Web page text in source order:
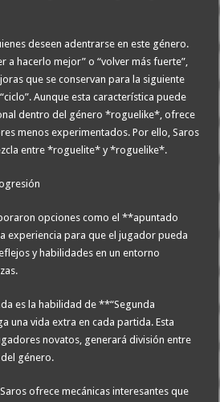
deseen adentrarse en este género.
a hacerlo mejor” o “volver más fuerte”,
que se conservan para la siguiente
Aunque esta característica puede
dentro del género *roguelike*, ofrece
menos experimentados. Por ello, Saros
entre *roguelite* y *roguelike*.
opciones como el **apuntado
experiencia para que el jugador pueda
y habilidades en un entorno
es la habilidad de **“Segunda
una vida extra en cada partida. Esta
novatos, generará división entre
género.
ofrece mecánicas interesantes que